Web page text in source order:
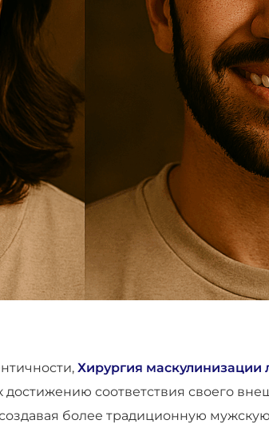
Хирургия маскулинизации
соответствия своего
более традиционную